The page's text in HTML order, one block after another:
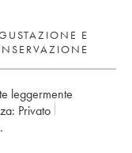
E
leggermente
privato